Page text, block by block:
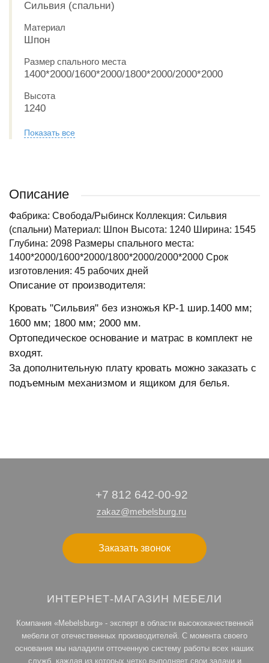
Сильвия (спальни)
Материал
Шпон
Размер спального места
1400*2000/1600*2000/1800*2000/2000*2000
Высота
1240
Показать все
Описание
Фабрика: Свобода/Рыбинск Коллекция: Сильвия
(спальни) Материал: Шпон Высота: 1240 Ширина: 1545
Глубина: 2098 Размеры спального места:
1400*2000/1600*2000/1800*2000/2000*2000 Срок
изготовления: 45 рабочих дней
Описание от производителя:
Кровать "Сильвия" без изножья КР-1 шир.1400 мм;
1600 мм; 1800 мм; 2000 мм.
Ортопедическое основание и матрас в комплект не
входят.
За дополнительную плату кровать можно заказать с
подъемным механизмом и ящиком для белья.
+7 812 642-00-92
zakaz@mebelsburg.ru
Заказать звонок
ИНТЕРНЕТ-МАГАЗИН МЕБЕЛИ
Компания «Mebelsburg» - эксперт в области высококачественной
мебели от отечественных производителей. С момента своего
основания мы наладили отточенную систему работы всех наших
служб, каждая из которых четко выполняет свои задачи и